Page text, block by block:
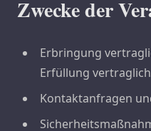
Zwecke der
Erbringung
Erfüllung
Kontaktanfragen